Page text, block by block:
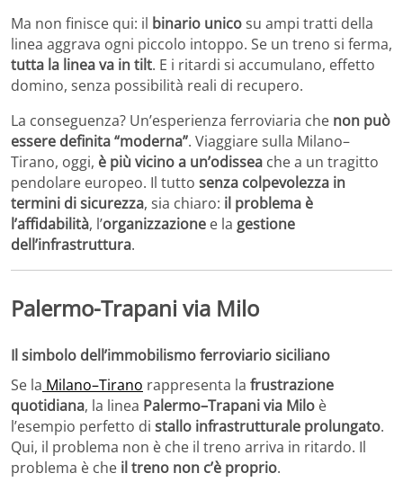
Ma non finisce qui: il binario unicosu ampi tratti della
linea aggrava ogni piccolo intoppo. Se un treno si ferma,
tutta la linea va in tilt. E i ritardi si accumulano, effetto
domino, senza possibilità reali di recupero.
La conseguenza? Un’esperienza ferroviaria che non può
essere definita “moderna”. Viaggiare sulla Milano–
Tirano, oggi, è più vicino a un’odissea che a un tragitto
pendolare europeo. Il tutto senza colpevolezza in
termini di sicurezza, sia chiaro: il problema è
l’affidabilità, l’organizzazione e la gestione
dell’infrastruttura.
Palermo-Trapani via Milo
Il simbolo dell’immobilismo ferroviario siciliano
Se la Milano–Tirano rappresenta la frustrazione
quotidiana, la linea Palermo–Trapani via Milo è
l’esempio perfetto di stallo infrastrutturale prolungato.
Qui, il problema non è che il treno arriva in ritardo. Il
problema è che il treno non c’è proprio.